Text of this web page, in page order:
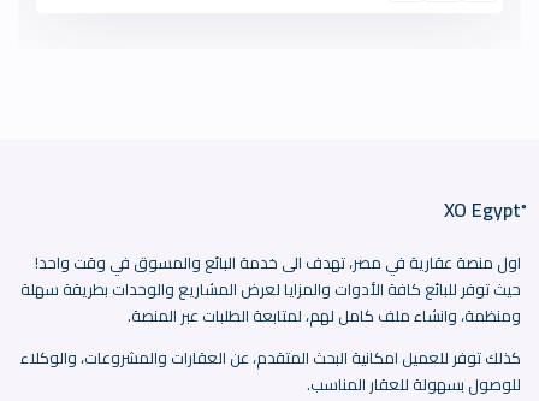
اول منصة عقارية في مصر، تهدف الى خدمة البائع والمسوق في وقت واحد!
حيث توفر للبائع كافة الأدوات والمزايا لعرض المشاريع والوحدات بطريقة سهلة
ومنظمة، وانشاء ملف كامل لهم، لمتابعة الطلبات عبر المنصة.
كذلك توفر للعميل امكانية البحث المتقدم، عن العقارات والمشروعات، والوكلاء
للوصول بسهولة للعقار المناسب.